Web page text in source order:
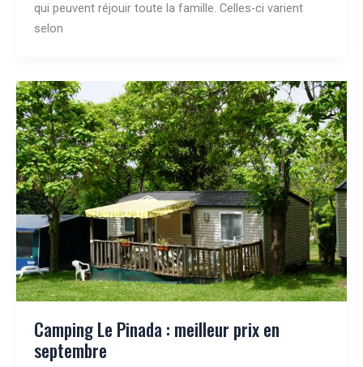
qui peuvent réjouir toute la famille. Celles-ci varient
selon
Camping Le Pinada : meilleur prix en
septembre